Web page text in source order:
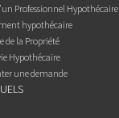
Professionnel Hypothécaire
hypothécaire
de la Propriété
Hypothécaire
une demande